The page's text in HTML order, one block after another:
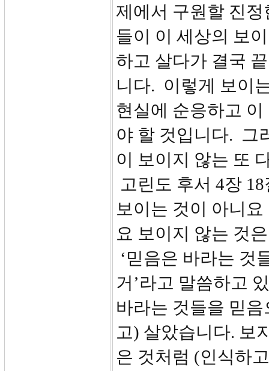
제에서 구원할 진
들이 이 세상의 보
하고 살다가 결국
니다. 이렇게 보이
현실에 순응하고
야 할 것입니다. 그
이 보이지 않는 또
고린도 후서 4장
보이는 것이 아니
요 보이지 않는 것
‘믿음은 바라는 것
거’라고 말씀하고
바라는 것들을 믿
고) 살았습니다. 보
은 것처럼 (인식하